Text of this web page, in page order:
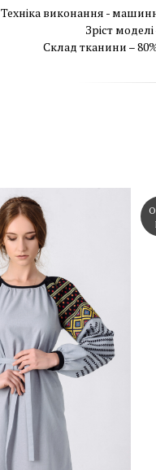
Техніка виконання -
Зріст
Склад тканини –